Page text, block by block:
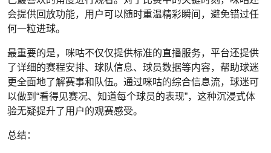
会提供回放功能，用户可以随时重温精彩瞬间，避免错过任
何一粒进球。
最重要的是，咪咕不仅仅提供标准的直播服务，平台还提供
了详细的赛程安排、球队信息、球员数据等内容，帮助球迷
更全面地了解赛事和队伍。通过咪咕的综合信息流，球迷可
以做到“看得见赛况、知道每个球员的表现”，这种沉浸式体
验无疑提升了用户的观赛感受。
总结：